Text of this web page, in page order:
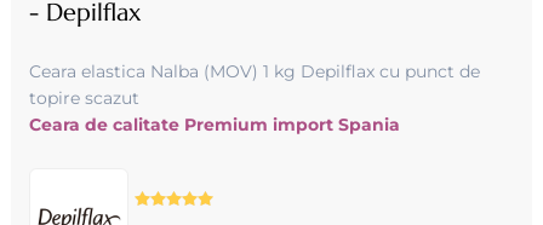
- Depilflax
Ceara elastica Nalba (MOV) 1 kg Depilflax cu punct de
topire scazut
Ceara de calitate Premium import Spania